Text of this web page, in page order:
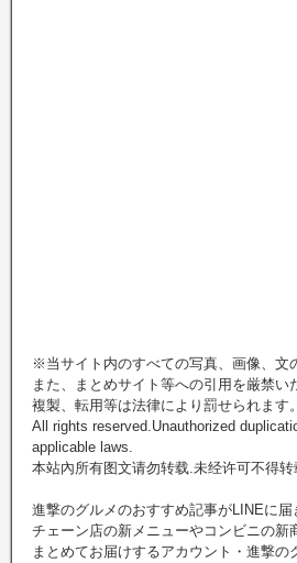
※当サイト内のすべての写真、画像、文
また、まとめサイト等への引用を厳禁い
複製、転用等は法律により罰せられます。
All rights reserved.Unauthorized
applicable laws.
本站內所有图文请勿转载.未经许可不得
進撃のグルメのおすすめ記事がLINEに届
チェーン店の新メニューやコンビニの新
まとめてお届けするアカウント・進撃の